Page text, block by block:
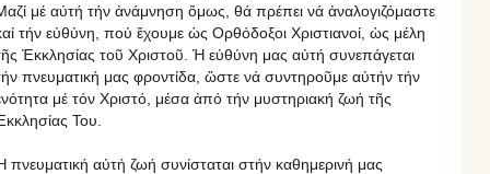
μέ αὐτή τήν ἀνάμνηση ὅμως, θά πρέπει νά ἀναλογιζόμαστε
τήν εὐθύνη, πού ἔχουμε ὡς Ορθόδοξοι Χριστιανοί, ὡς μέλη
Ἐκκλησίας τοῦ Χριστοῦ. Ἡ εὐθύνη μας αὐτή συνεπάγεται
πνευματική μας φροντίδα, ὥστε νά συντηροῦμε αὐτήν τήν
μέ τόν Χριστό, μέσα ἀπό τήν μυστηριακή ζωή τῆς
Του.
πνευματική αὐτή ζωή συνίσταται στήν καθημερινή μας